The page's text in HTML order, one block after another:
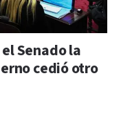
Senado la
cedió otro